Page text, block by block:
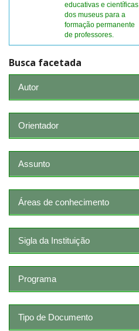
educativas e científicas
dos museus para a
formação permanente
de professores.
Busca facetada
Autor
Orientador
Assunto
Áreas de conhecimento
Sigla da Instituição
Programa
Tipo de Documento